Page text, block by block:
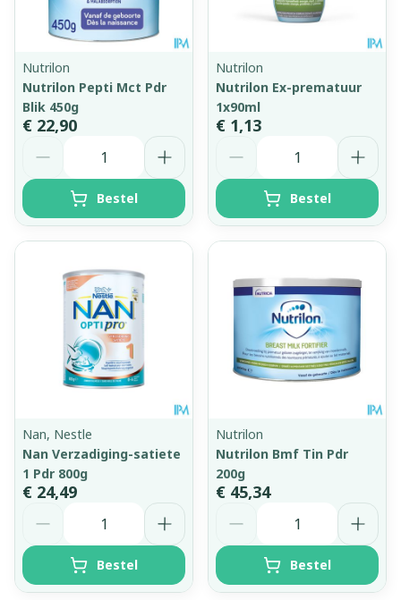
Nutrilon
Nutrilon Pepti Mct Pdr
Blik 450g
€ 22,90
Bestel
Nutrilon
Nutrilon Ex-prematuur
1x90ml
€ 1,13
Bestel
Nan, Nestle
Nan Verzadiging-satiete
1 Pdr 800g
€ 24,49
Bestel
Nutrilon
Nutrilon Bmf Tin Pdr
200g
€ 45,34
Bestel